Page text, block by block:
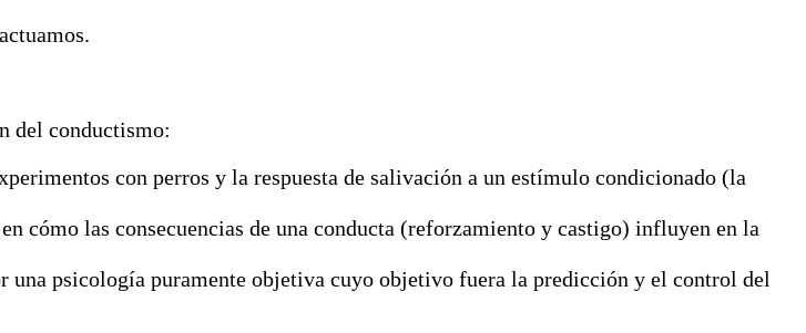
del conductismo:
con perros y la respuesta de salivación a un estímulo condicionado (la
cómo las consecuencias de una conducta (reforzamiento y castigo) influyen en la
una psicología puramente objetiva cuyo objetivo fuera la predicción y el control del